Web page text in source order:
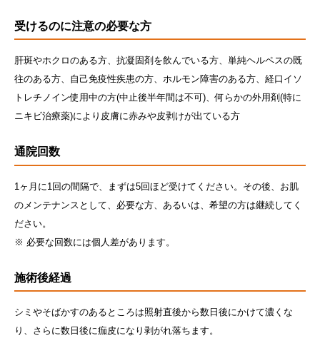
受けるのに注意の必要な方
肝斑やホクロのある方、抗凝固剤を飲んでいる方、単純ヘルペスの既
往のある方、自己免疫性疾患の方、ホルモン障害のある方、経口イソ
トレチノイン使用中の方(中止後半年間は不可)、何らかの外用剤(特に
ニキビ治療薬)により皮膚に赤みや皮剥けが出ている方
通院回数
1ヶ月に1回の間隔で、まずは5回ほど受けてください。その後、お肌
のメンテナンスとして、必要な方、あるいは、希望の方は継続してく
ださい。
※ 必要な回数には個人差があります。
施術後経過
シミやそばかすのあるところは照射直後から数日後にかけて濃くな
り、さらに数日後に痂皮になり剥がれ落ちます。